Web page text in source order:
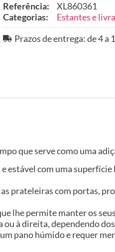
Referência:
XL860361
Categorias:
Estantes e
Prazos de entrega: de 4 a
que serve como uma
com uma
prateleiras com portas,
lhe permite manter os
à direita, dependendo
pano húmido e requer